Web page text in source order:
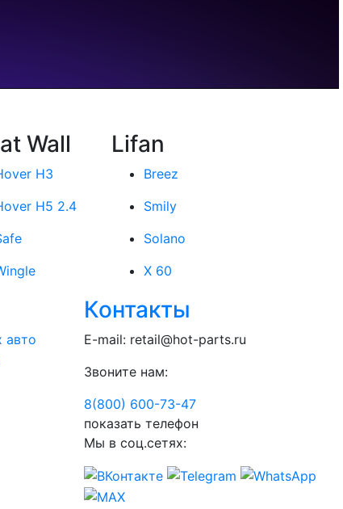
Wall
H3
H5 2.4
Lifan
Breez
Smily
Solano
X 60
авто
Контакты
E-mail: retail@hot-parts.ru
Звоните нам:
8(800) 600-73-47
показать телефон
Мы в соц.сетях: